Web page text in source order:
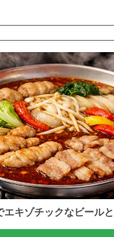
エキゾチックなビール